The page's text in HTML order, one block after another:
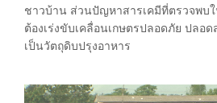
ชาวบ้าน ส่วนปัญหาสารเคมีที่ตรวจพบใ
ต้องเร่งขับเคลื่อนเกษตรปลอดภัย ปลอ
เป็นวัตถุดิบปรุงอาหาร